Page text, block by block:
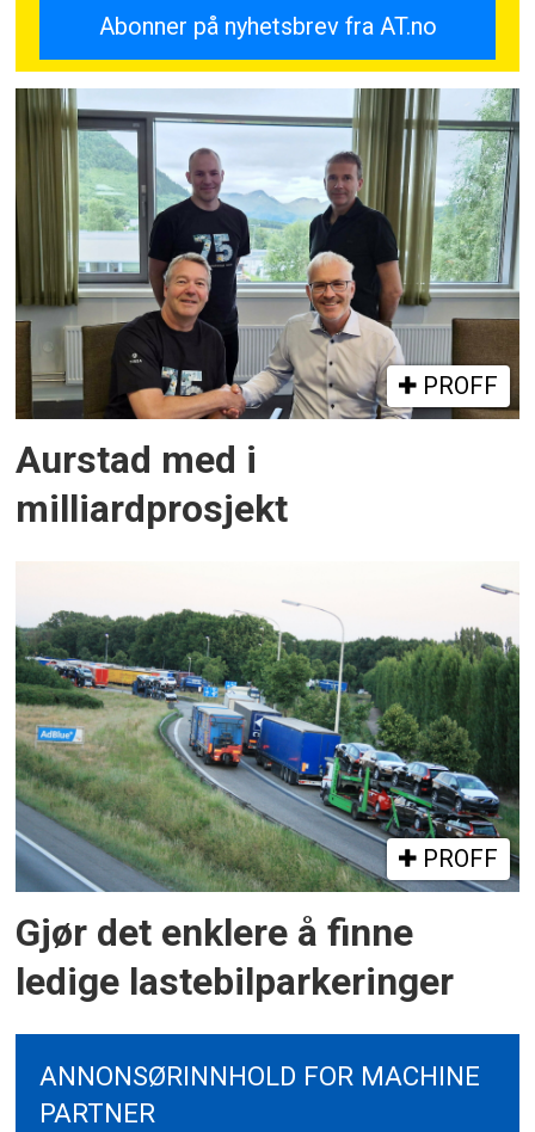
PROFF
Aurstad med i
milliardprosjekt
PROFF
Gjør det enklere å finne
ledige lastebilparkeringer
ANNONSØRINNHOLD FOR MACHINE
PARTNER